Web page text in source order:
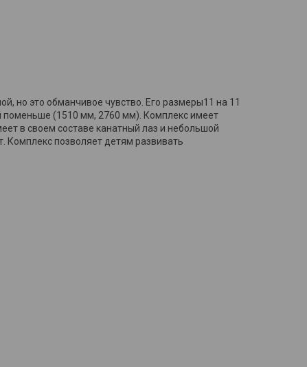
но это обманчивое чувство. Его размеры11 на 11
поменьше (1510 мм, 2760 мм). Комплекс имеет
в своем составе канатный лаз и небольшой
Комплекс позволяет детям развивать